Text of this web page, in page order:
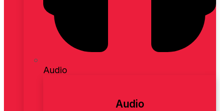
Audio
Audio